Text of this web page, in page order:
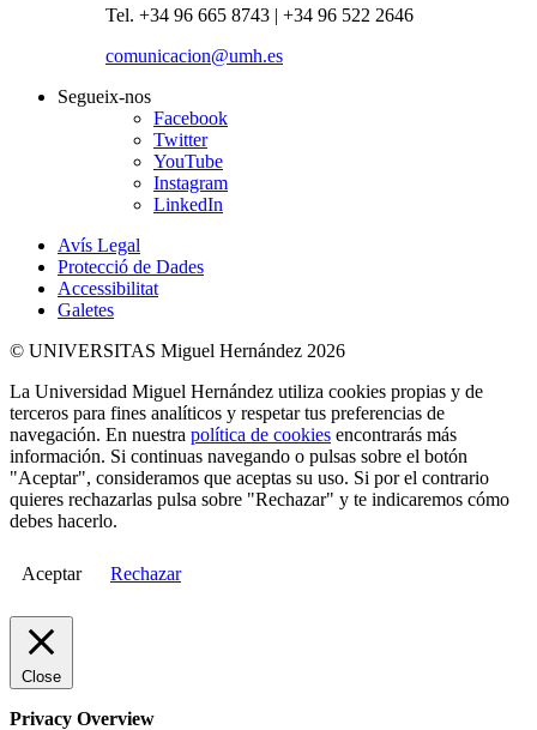
Tel. +34 96 665 8743 | +34 96 522 2646
comunicacion@umh.es
Segueix-nos
Facebook
Twitter
YouTube
Instagram
LinkedIn
Avís Legal
Protecció de Dades
Accessibilitat
Galetes
© UNIVERSITAS Miguel Hernández 2026
La Universidad Miguel Hernández utiliza cookies propias y de
terceros para fines analíticos y respetar tus preferencias de
navegación. En nuestra política de cookies encontrarás más
información. Si continuas navegando o pulsas sobre el botón
"Aceptar", consideramos que aceptas su uso. Si por el contrario
quieres rechazarlas pulsa sobre "Rechazar" y te indicaremos cómo
debes hacerlo.
Aceptar Rechazar
Close
Privacy Overview